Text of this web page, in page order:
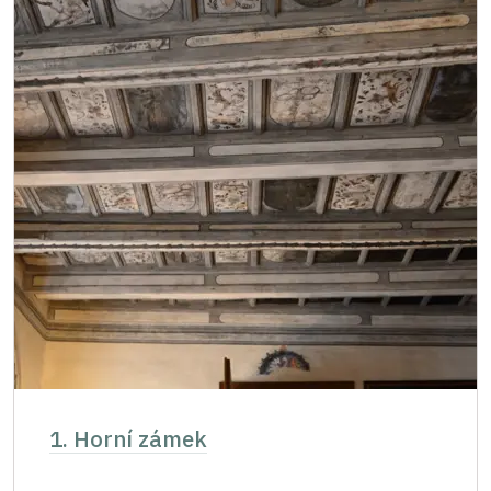
průkazu)
Podrobnější informace o slevách žádejte
na pokladně či telefonicky.
1. Horní zámek